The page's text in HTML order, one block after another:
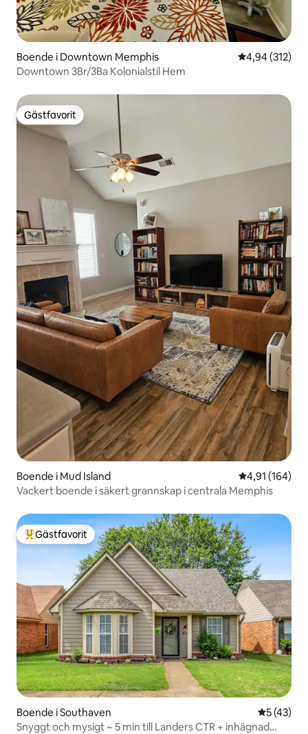
Boende i Downtown Memphis 4,94 av 5 i
4,94 (312)
Downtown 3Br/3Ba Kolonialstil Hem
Gästfavorit
Gästfavorit
Boende i Mud Island 4,91 av 5 i
4,91 (164)
Vackert boende i säkert grannskap i centrala Memphis
Populär gästfavorit
Gästfavorit
Boende i Southaven 5 av 5 i
5 (43)
Snyggt och mysigt ~ 5 min till Landers CTR + inhägnad